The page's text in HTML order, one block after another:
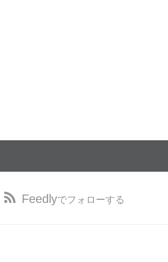
Feedlyでフォローする